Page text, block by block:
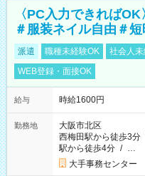
〈PC入力できれば
＃服装ネイル自由＃
派遣 職種未経験OK 社会人
WEB登録・面接OK
給与 時給1600円
勤務地
大阪市北区
西梅田駅から徒歩3分
駅から徒歩4分 / …
大手事務センター